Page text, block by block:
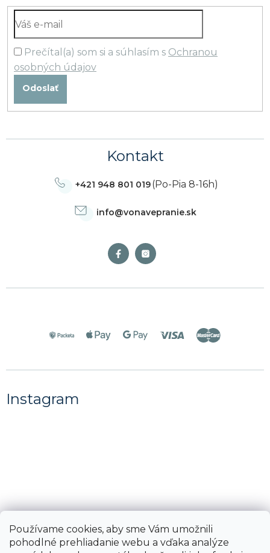
Používame cookies, aby sme Vám umožnili
pohodlné prehliadanie webu a vďaka analýze
Prečítal(a) som si a súhlasím s Ochranou
osobných údajov
Odoslať
Kontakt
info@vonavepranie.sk
+421 948 801 019(Po-Pia 8-16h)
Instagram